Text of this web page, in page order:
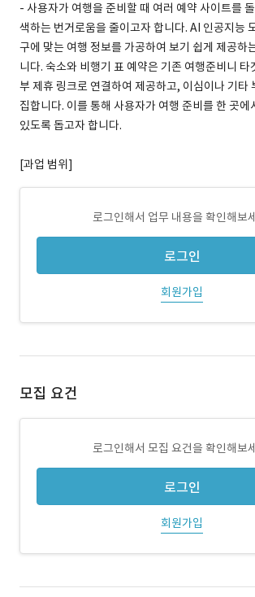
- 사용자가 여행을 준비할 때 여러 예약 사이트를
색하는 번거로움을 줄이고자 합니다. AI 인공지능
구에 맞는 여행 정보를 가공하여 보기 쉽게 제공하
니다. 숙소와 비행기 표 예약은 기존 여행준비니 타
부 제휴 링크로 연결하여 제공하고, 이심이나 기타
집합니다. 이를 통해 사용자가 여행 준비를 한 곳에
있도록 돕고자 합니다.
[과업 범위]
로그인해서 업무 내용을 확인해보
로그인
회원가입
모집 요건
로그인해서 모집 요건을 확인해보
로그인
회원가입